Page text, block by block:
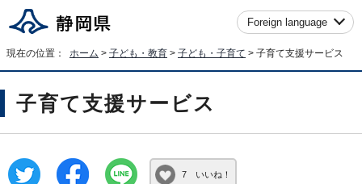
Foreign language
現在の位置： ホーム > 子ども・教育 > 子ども・子育て > 子育て支援サービス
子育て支援サービス
7 いいね！